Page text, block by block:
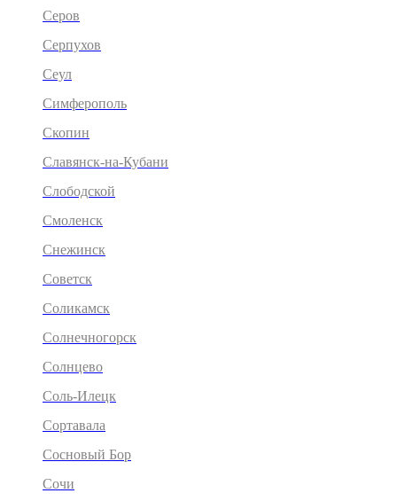
Серов
Серпухов
Сеул
Симферополь
Скопин
Славянск-на-Кубани
Слободской
Смоленск
Снежинск
Советск
Соликамск
Солнечногорск
Солнцево
Соль-Илецк
Сортавала
Сосновый Бор
Сочи